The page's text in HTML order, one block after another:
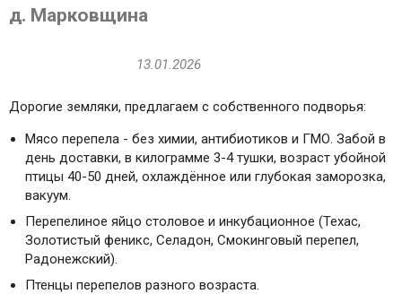
д. Марковщина
13.01.2026
Дорогие земляки, предлагаем с собственного подворья:
Мясо перепела - без химии, антибиотиков и ГМО. Забой в
день доставки, в килограмме 3-4 тушки, возраст убойной
птицы 40-50 дней, охлаждённое или глубокая заморозка,
вакуум.
Перепелиное яйцо столовое и инкубационное (Техас,
Золотистый феникс, Селадон, Смокинговый перепел,
Радонежский).
Птенцы перепелов разного возраста.